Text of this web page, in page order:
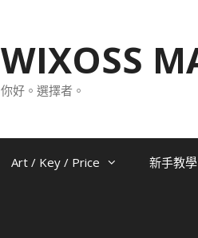
WIXOSS
你好。選擇者。
Art / Key / Price 新手教學